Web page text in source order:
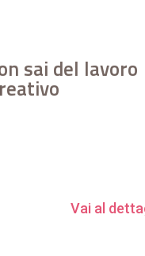
sai del lavoro
Vai al